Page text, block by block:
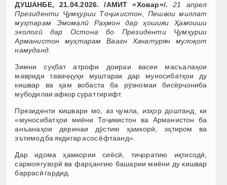
ДУШАНБЕ, 21.04.2026. /АМИТ «Ховар»/.
21 апрел
Президенти Ҷумҳурии Тоҷикистон, Пешвои миллат
муҳтарам Эмомалӣ Раҳмон дар ҳошияи Ҳамоиши
экологӣ дар Остона бо Президенти Ҷумҳурии
Арманистон муҳтарам Ваагн Хачатурян мулоқот
намуданд.
Зимни суҳбат атрофи доираи васеи масъалаҳои
мавриди таваҷҷуҳи муштарак дар муносибатҳои ду
кишвар ва ҳам вобаста ба рӯзномаи бисёрҷониба
мубодилаи афкор сурат гирифт.
Президенти кишвари мо, аз ҷумла, изҳор доштанд, ки
«муносибатҳои миёни Тоҷикистон ва Арманистон ба
анъанаҳои деринаи дӯстию ҳамкорӣ, эҳтиром ва
эътимод ба якдигар асос ёфтаанд».
Дар идома ҳамкории сиёсӣ, тиҷоратию иқтисодӣ,
сармоягузорӣ ва фарҳангию башарии миёни ду кишвар
баррасӣ гардид.